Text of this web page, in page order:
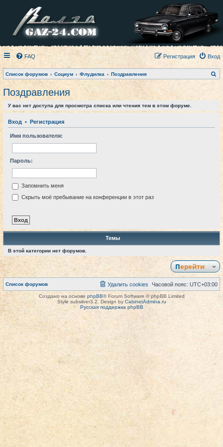
FAQ Вход
Регистрация
Список форумов Социум Флудилка Поздравления
о
Поздравления
У вас нет доступа для просмотра списка или чтения тем в этом форуме.
Вход • Регистрация
Имя пользователя:
Пароль:
Запомнить меня
Скрыть моё пребывание на конференции в этот раз
Темы
В этой категории нет форумов.
Перейти
Список форумов Часовой пояс: UTC+03:00
Удалить cookies
Создано на основе phpBB® Forum Software © phpBB Limited
Style subsilver3.2. Design by CabinetAdmina.ru
Русская поддержка phpBB